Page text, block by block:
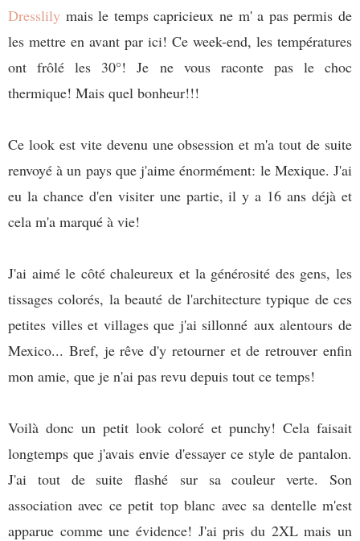
Dresslily mais le temps capricieux ne m' a pas permis de
les mettre en avant par ici! Ce week-end, les températures
ont frôlé les 30°! Je ne vous raconte pas le choc
thermique! Mais quel bonheur!!!
Ce look est vite devenu une obsession et m'a tout de suite
renvoyé à un pays que j'aime énormément: le Mexique. J'ai
eu la chance d'en visiter une partie, il y a 16 ans déjà et
cela m'a marqué à vie!
J'ai aimé le côté chaleureux et la générosité des gens, les
tissages colorés, la beauté de l'architecture typique de ces
petites villes et villages que j'ai sillonné aux alentours de
Mexico... Bref, je rêve d'y retourner et de retrouver enfin
mon amie, que je n'ai pas revu depuis tout ce temps!
Voilà donc un petit look coloré et punchy! Cela faisait
longtemps que j'avais envie d'essayer ce style de pantalon.
J'ai tout de suite flashé sur sa couleur verte. Son
association avec ce petit top blanc avec sa dentelle m'est
apparue comme une évidence! J'ai pris du 2XL mais un